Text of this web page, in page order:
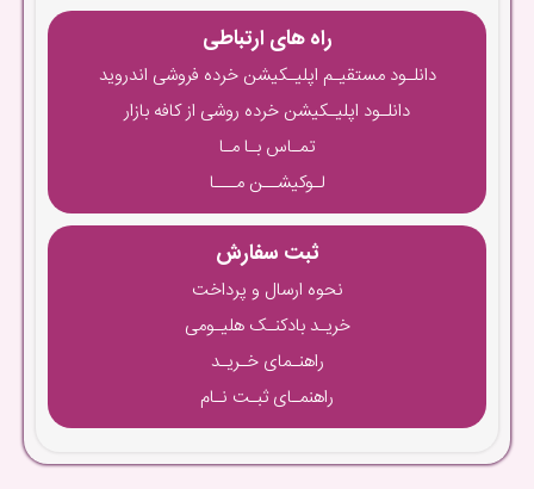
راه های ارتباطی
دانلـود مستقیـم اپلیـکیشن خرده فروشی اندروید
دانلـود اپلیـکیشن خرده روشی از کافه بازار
تمـاس بـا مـا
لـوکیشــن مـــا
ثبت سفارش
نحوه ارسال و پرداخت
خریـد بادکنـک هلیـومی
راهنـمای خـریـد
راهنمـای ثبـت نـام